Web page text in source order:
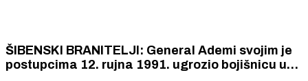
ŠIBENSKI BRANITELJI: General Ademi svojim je
postupcima 12. rujna 1991. ugrozio bojišnicu u